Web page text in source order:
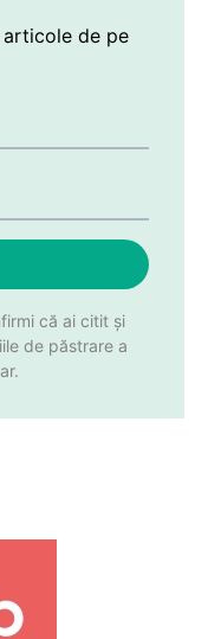
articole de pe
că ai citit și
de păstrare a